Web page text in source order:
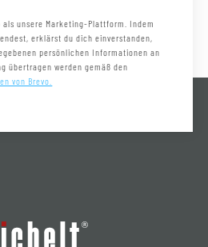
als unsere Marketing-Plattform. Indem
erklärst du dich einverstanden,
persönlichen Informationen an
übertragen werden gemäß den
von Brevo.